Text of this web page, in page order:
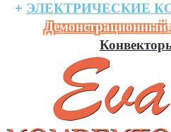
+ ЭЛЕКТРИЧЕСКИЕ
Демонстрационный